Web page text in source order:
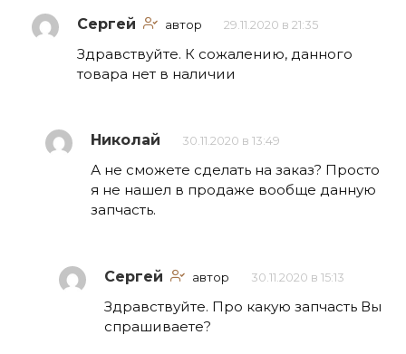
Сергей автор 29.11.2020 в 21:35
Здравствуйте. К сожалению, данного
товара нет в наличии
Николай 30.11.2020 в 13:49
А не сможете сделать на заказ? Просто
я не нашел в продаже вообще данную
запчасть.
Сергей автор 30.11.2020 в 15:13
Здравствуйте. Про какую запчасть Вы
спрашиваете?